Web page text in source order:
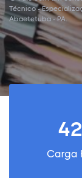
Técnico -
Abaetetuba - PA.
Carga